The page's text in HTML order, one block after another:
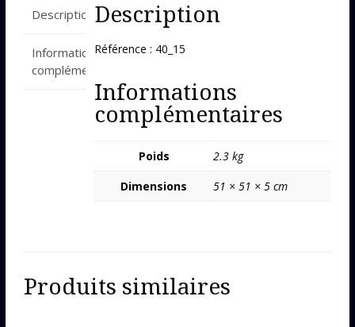
Description
Informations
complémentaires
Description
Référence : 40_15
Informations
complémentaires
Poids
2.3 kg
Dimensions
51 × 51 × 5 cm
Produits similaires